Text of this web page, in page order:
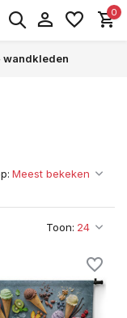
0
wandkleden
Toon: